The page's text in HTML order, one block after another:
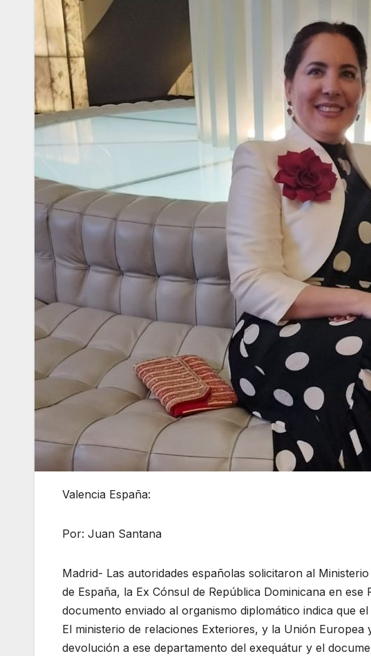
Valencia España:
Por: Juan Santana
Madrid- Las autoridades españolas solicitaron al
de España, la Ex Cónsul de República Dominicana en
documento enviado al organismo diplomático indica que el
El ministerio de relaciones Exteriores, y la Unión
devolución a ese departamento del exequátur y el